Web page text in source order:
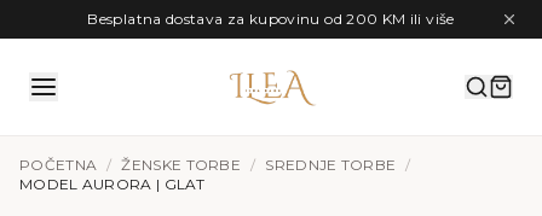
Preskoči na sadržajBesplatna dostava za kupovinu od 200 KM ili više
POČETNA / ŽENSKE TORBE / SREDNJE TORBE
/
MODEL AURORA | GLAT